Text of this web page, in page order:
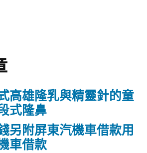
高雄隆乳與精靈針的童
式隆鼻
另附屏東汽機車借款用
車借款